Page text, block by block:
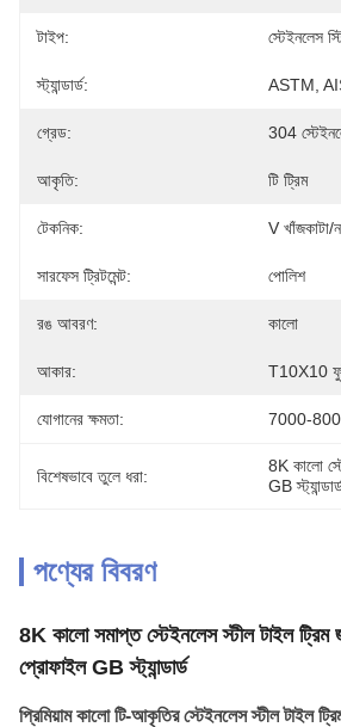
টাইপ: স্টেইনলেস
স্ট্যান্ডার্ড: ASTM,
গ্রেড: 304
আকৃতি: টি ট্রিম
টেকনিক: V
সারফেস ট্রিটমেন্ট: পোলিশ
রঙ আবরণ: কালো
আকার: T10X10
যোগানের ক্ষমতা: 7000-
বিশেষভাবে তুলে ধরা:
8K কালো
GB
পণ্যের বিবরণ
8K কালো সমাপ্ত স্টেইনলেস স্টীল টাইল ট্রিম
প্রোফাইল GB স্ট্যান্ডার্ড
প্রিমিয়াম কালো টি-আকৃতির স্টেইনলেস স্টীল টাইল